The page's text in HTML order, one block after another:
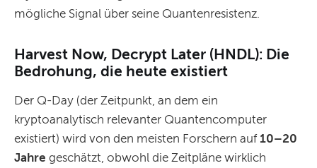
mögliche Signal über seine Quantenresistenz.
Harvest Now, Decrypt Later (HNDL): Die
Bedrohung, die heute existiert
Der Q-Day (der Zeitpunkt, an dem ein
kryptoanalytisch relevanter Quantencomputer
existiert) wird von den meisten Forschern auf 10–20
Jahre geschätzt, obwohl die Zeitpläne wirklich